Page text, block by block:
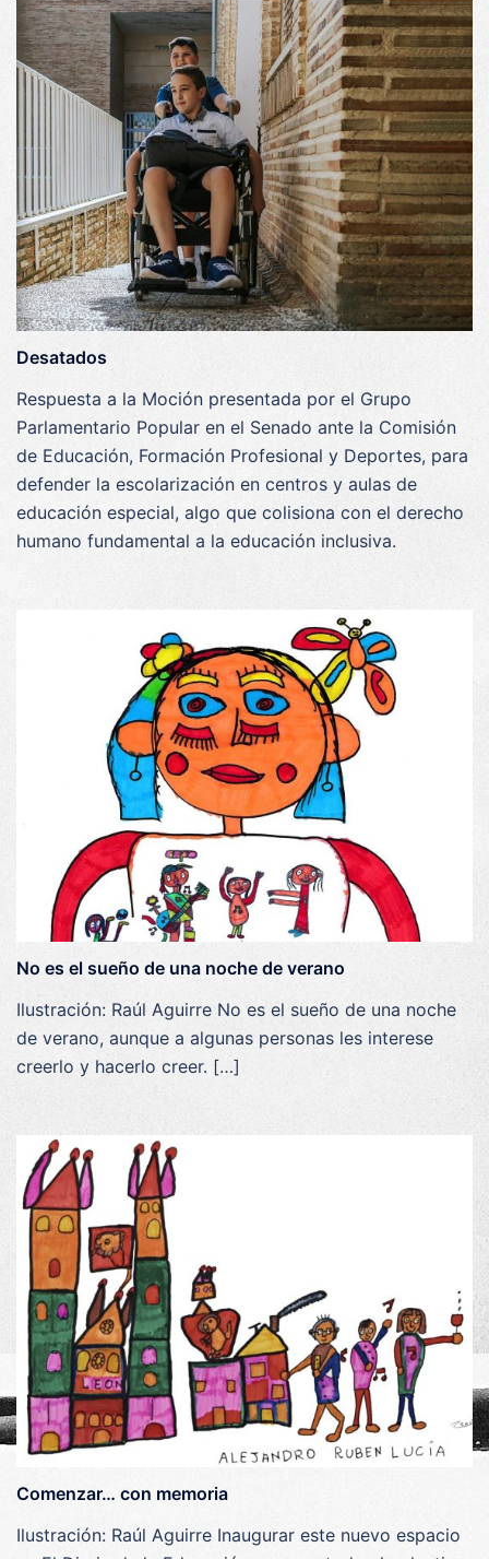
Desatados
Respuesta a la Moción presentada por el Grupo
Parlamentario Popular en el Senado ante la Comisión
de Educación, Formación Profesional y Deportes, para
defender la escolarización en centros y aulas de
educación especial, algo que colisiona con el derecho
humano fundamental a la educación inclusiva.
No es el sueño de una noche de verano
Ilustración: Raúl Aguirre No es el sueño de una noche
de verano, aunque a algunas personas les interese
creerlo y hacerlo creer. […]
Comenzar… con memoria
Ilustración: Raúl Aguirre Inaugurar este nuevo espacio